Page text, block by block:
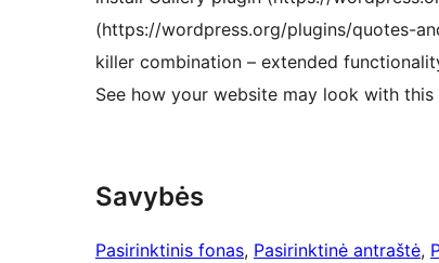
(https://wordpress.org/plugins/quotes-
killer combination – extended
See how your website may look with
Savybės
Pasirinktinis fonas, Pasirinktinė antraštė,